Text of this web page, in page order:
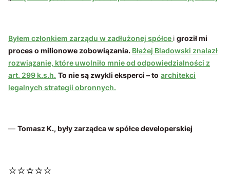
Byłem członkiem zarządu w zadłużonej spółce i groził mi
proces o milionowe zobowiązania. Błażej Bladowski znalazł
rozwiązanie, które uwolniło mnie od odpowiedzialności z
art. 299 k.s.h. To nie są zwykli eksperci – to architekci
legalnych strategii obronnych.
— Tomasz K., były zarządca w spółce developerskiej
⭐⭐⭐⭐⭐